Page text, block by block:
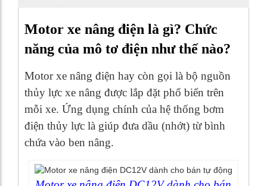
Motor xe nâng điện là gì? Chức
năng của mô tơ điện như thế nào?
Motor xe nâng điện hay còn gọi là bộ nguồn
thủy lực xe nâng được lắp đặt phổ biến trên
mỗi xe. Ứng dụng chính của hệ thống bơm
điện thủy lực là giúp đưa dầu (nhớt) từ bình
chứa vào ben nâng.